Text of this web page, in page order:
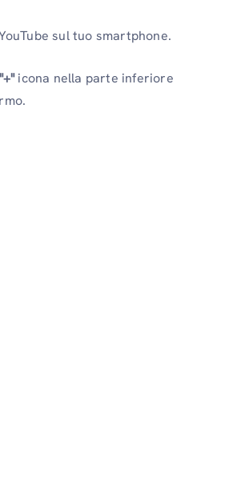
sul tuo smartphone.
"+"icona nella parte inferiore